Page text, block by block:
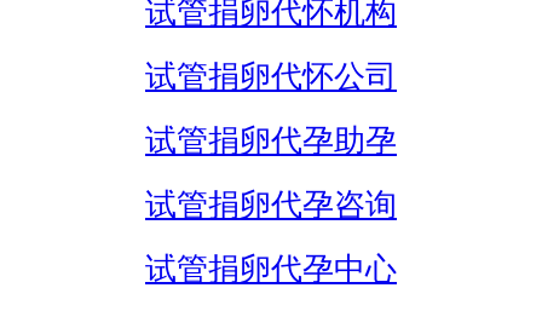
试管捐卵代怀机构
试管捐卵代怀公司
试管捐卵代孕助孕
试管捐卵代孕咨询
试管捐卵代孕中心